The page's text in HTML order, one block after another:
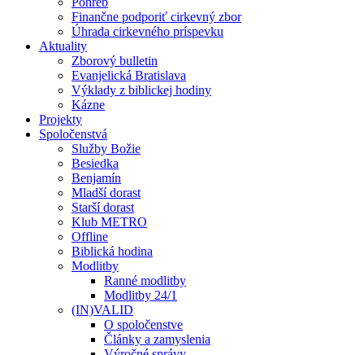
Finančne podporiť cirkevný zbor
Úhrada cirkevného príspevku
Aktuality
Zborový bulletin
Evanjelická Bratislava
Výklady z biblickej hodiny
Kázne
Projekty
Spoločenstvá
Služby Božie
Besiedka
Benjamín
Mladší dorast
Starší dorast
Klub METRO
Offline
Biblická hodina
Modlitby
Ranné modlitby
Modlitby 24/1
(IN)VALID
O spoločenstve
Články a zamyslenia